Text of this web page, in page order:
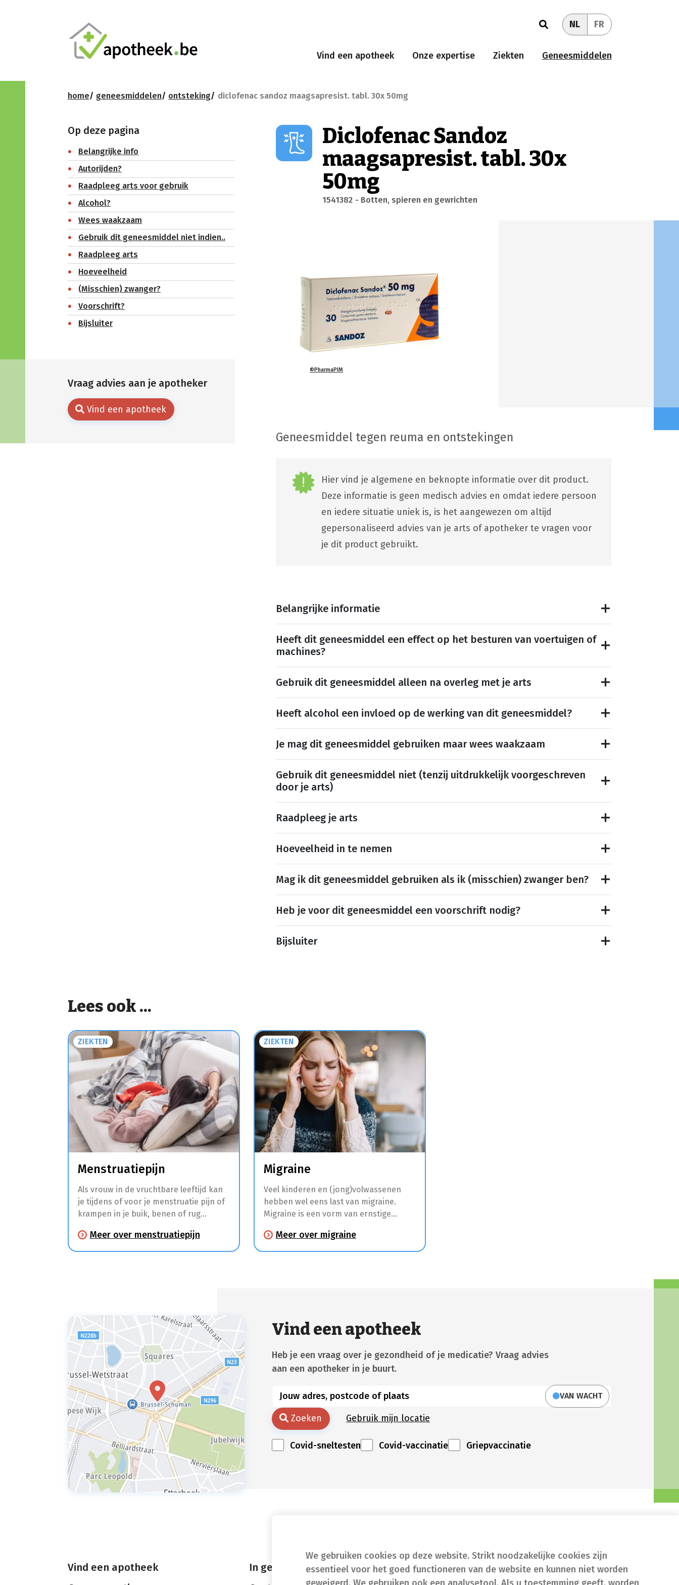
We gebruiken cookies op deze website. Strikt noodzakelijke cookies zijn
essentieel voor het goed functioneren van de website en kunnen niet worden
NL FR
Vind een apotheek Onze expertise Ziekten Geneesmiddelen
home geneesmiddelen ontsteking diclofenac sandoz maagsapresist. tabl. 30x 50mg
Vraag advies aan je apotheker
Vind een apotheek
Op deze pagina
Belangrijke info
Autorijden?
Raadpleeg arts voor gebruik
Alcohol?
Wees waakzaam
Gebruik dit geneesmiddel niet indien..
Raadpleeg arts
Hoeveelheid
(Misschien) zwanger?
Voorschrift?
Bijsluiter
Diclofenac Sandoz
maagsapresist. tabl. 30x
50mg
1541382 - Botten, spieren en gewrichten
©PharmaPIM
Geneesmiddel tegen reuma en ontstekingen
Hier vind je algemene en beknopte informatie over dit product.
Deze informatie is geen medisch advies en omdat iedere persoon
en iedere situatie uniek is, is het aangewezen om altijd
gepersonaliseerd advies van je arts of apotheker te vragen voor
je dit product gebruikt.
Belangrijke informatie
Heeft dit geneesmiddel een effect op het besturen van voertuigen of
machines?
Gebruik dit geneesmiddel alleen na overleg met je arts
Heeft alcohol een invloed op de werking van dit geneesmiddel?
Je mag dit geneesmiddel gebruiken maar wees waakzaam
Gebruik dit geneesmiddel niet (tenzij uitdrukkelijk voorgeschreven
door je arts)
Raadpleeg je arts
Hoeveelheid in te nemen
Mag ik dit geneesmiddel gebruiken als ik (misschien) zwanger ben?
Heb je voor dit geneesmiddel een voorschrift nodig?
Bijsluiter
Lees ook ...
ZIEKTEN
Menstruatiepijn
Als vrouw in de vruchtbare leeftijd kan
je tijdens of voor je menstruatie pijn of
krampen in je buik, benen of rug
vrouwen in deze periode ook last van
hoofdpijn, moeheid, moodswings,
Meer over menstruatiepijn
ZIEKTEN
Migraine
Veel kinderen en (jong)volwassenen
hebben wel eens last van migraine.
Migraine is een vorm van ernstige
die een halve dag tot 3 dagen kunnen
duren. Enkele uren tot dagen voordat je
geluiden.
Meer over migraine
Vind een apotheek
Heb je een vraag over je gezondheid of je medicatie? Vraag advies
aan een apotheker in je buurt.
VAN WACHT
Zoeken Gebruik mijn locatie
Covid-sneltesten Covid-vaccinatie Griepvaccinatie
Vind een apotheek
In geval van nood